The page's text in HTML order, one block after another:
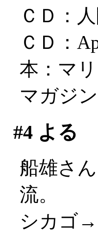
ＣＤ：
ＣＤ：
本：マ
マガジン
#4よる
船雄さ
流。
シカゴ→